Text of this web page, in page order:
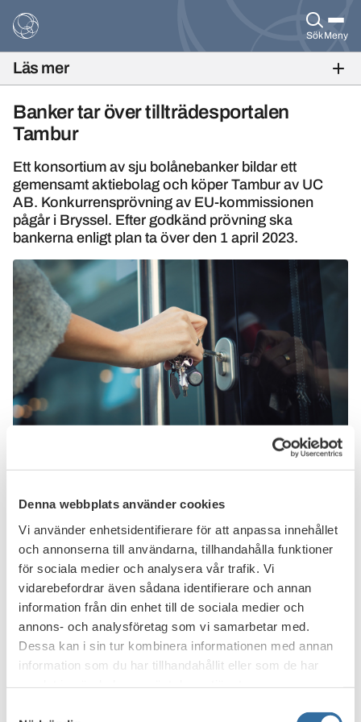
Denna webbplats använder cookies
Vi använder enhetsidentifierare för att anpassa innehållet
och annonserna till användarna, tillhandahålla funktioner
för sociala medier och analysera vår trafik. Vi
vidarebefordrar även sådana identifierare och annan
information från din enhet till de sociala medier och
annons- och analysföretag som vi samarbetar med.
Dessa kan i sin tur kombinera informationen med annan
information som du har tillhandahållit eller som de har
SökMeny
Banker tar över tillträdesportalen
Tambur
Ett konsortium av sju bolånebanker bildar ett
gemensamt aktiebolag och köper Tambur av UC
AB. Konkurrensprövning av EU-kommissionen
pågår i Bryssel. Efter godkänd prövning ska
bankerna enligt plan ta över den 1 april 2023.
som behövs för att mäklare och banker kan genomföra en
bostadsaffär. Lösningen lanserades 2018 och har förkortat
tiden för tillträdesprocessen, vilket även gynnar
konsumenterna.
De sju bankerna som ska förvärva Tambur är desamma
som tillsammans med Bankföreningen tog initiativet att
bygga portalen 2015. Bankföreningen gjorde då
upphandlingen och gav uppdraget att utveckla och driva
Tambur till UC. Bankerna har dock haft option på att köpa
Tambur.
Läs mer